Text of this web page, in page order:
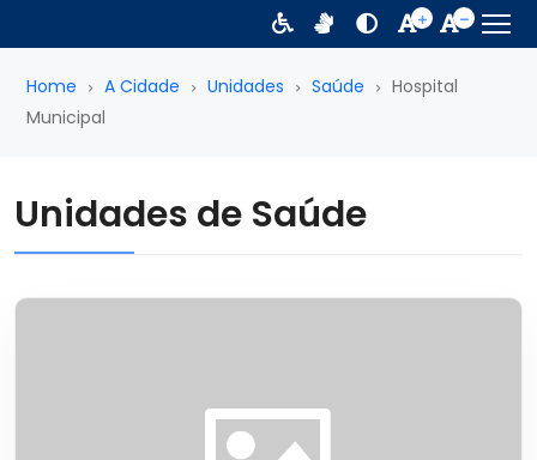
Home A Cidade Unidades Saúde
Hospital
Municipal
Unidades de Saúde